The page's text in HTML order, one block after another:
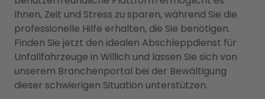
Ihnen, Zeit und Stress zu sparen, während Sie die
professionelle Hilfe erhalten, die Sie benötigen.
Finden Sie jetzt den idealen Abschleppdienst für
Unfallfahrzeuge in Willich und lassen Sie sich von
unserem Branchenportal bei der Bewältigung
dieser schwierigen Situation unterstützen.